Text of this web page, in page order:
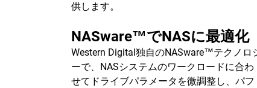
供します。
NASware™でNASに最適化
Western Digital独自のNASware™テクノロ
ーで、NASシステムのワークロードに合わ
せてドライブパラメータを微調整し、パフ